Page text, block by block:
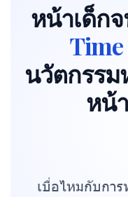
หน้าเด็ก
Time
นวัตกรรม
หน้
เบื่อไหมกับการ